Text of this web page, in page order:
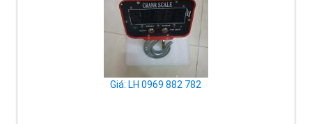
Giá: LH 0969 882 782